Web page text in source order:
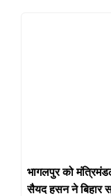
भागलपुर को
सैयद हसन ने बिहार